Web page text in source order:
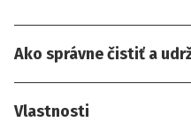
Ako správne čistiť a
Vlastnosti